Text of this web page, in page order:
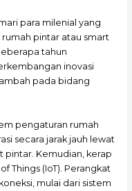
para milenial yang
pintar atau smart
tahun
inovasi
pada bidang
pengaturan rumah
secara jarak jauh lewat
Kemudian, kerap
Things (IoT). Perangkat
mulai dari sistem